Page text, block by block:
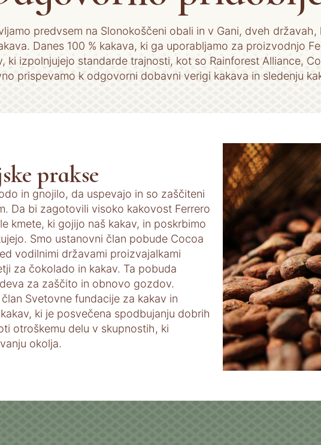
predvsem na Slonokoščeni obali in v Gani, dveh
Danes 100 % kakava, ki ga uporabljamo za proizvodnjo
ki izpolnjujejo standarde trajnosti, kot so Rainforest Alliance,
prispevamo k odgovorni dobavni verigi kakava in sledenju
prakse
in gnojilo, da uspevajo in so zaščiteni
Da bi zagotovili visoko kakovost Ferrero
kmete, ki gojijo naš kakav, in poskrbimo
Smo ustanovni član pobude Cocoa
vodilnimi državami proizvajalkami
za čokolado in kakav. Ta pobuda
za zaščito in obnovo gozdov.
Svetovne fundacije za kakav in
ki je posvečena spodbujanju dobrih
otroškemu delu v skupnostih, ki
okolja.